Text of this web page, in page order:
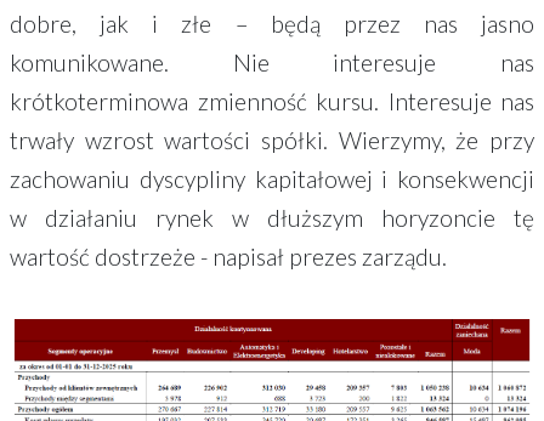
dobre, jak i złe – będą przez nas jasno
komunikowane. Nie interesuje nas
krótkoterminowa zmienność kursu. Interesuje nas
trwały wzrost wartości spółki. Wierzymy, że przy
zachowaniu dyscypliny kapitałowej i konsekwencji
w działaniu rynek w dłuższym horyzoncie tę
wartość dostrzeże - napisał prezes zarządu.